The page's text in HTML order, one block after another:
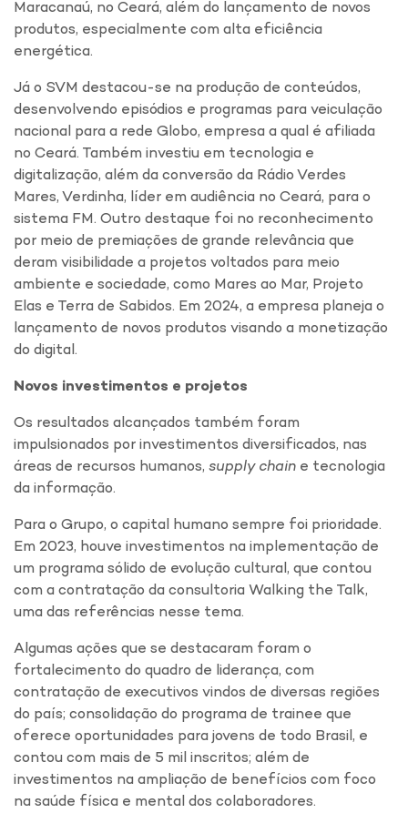
Maracanaú, no Ceará, além do lançamento de novos
produtos, especialmente com alta eficiência
energética.
Já o SVM destacou-se na produção de conteúdos,
desenvolvendo episódios e programas para veiculação
nacional para a rede Globo, empresa a qual é afiliada
no Ceará. Também investiu em tecnologia e
digitalização, além da conversão da Rádio Verdes
Mares, Verdinha, líder em audiência no Ceará, para o
sistema FM. Outro destaque foi no reconhecimento
por meio de premiações de grande relevância que
deram visibilidade a projetos voltados para meio
ambiente e sociedade, como Mares ao Mar, Projeto
Elas e Terra de Sabidos. Em 2024, a empresa planeja o
lançamento de novos produtos visando a monetização
do digital.
Novos investimentos e projetos
Os resultados alcançados também foram
impulsionados por investimentos diversificados, nas
áreas de recursos humanos, supply chain e tecnologia
da informação.
Para o Grupo, o capital humano sempre foi prioridade.
Em 2023, houve investimentos na implementação de
um programa sólido de evolução cultural, que contou
com a contratação da consultoria Walking the Talk,
uma das referências nesse tema.
Algumas ações que se destacaram foram o
fortalecimento do quadro de liderança, com
contratação de executivos vindos de diversas regiões
do país; consolidação do programa de trainee que
oferece oportunidades para jovens de todo Brasil, e
contou com mais de 5 mil inscritos; além de
investimentos na ampliação de benefícios com foco
na saúde física e mental dos colaboradores.